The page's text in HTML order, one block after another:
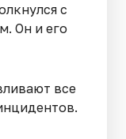
с
Он и его
все